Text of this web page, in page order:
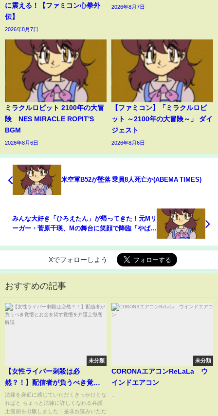
に震える！【ファミコン心拳外
伝】
2026年8月7日
2026年8月7日
ミラクルロピット 2100年の大冒
険 NES MIRACLE ROPIT'S
BGM
2026年8月6日
【ファミコン】「ミラクルロピ
ット ～2100年の大冒険～」 ダイ
ジェスト
2026年8月6日
米空軍B52が墜落 乗員8人死亡か(ABEMA TIMES)
みんな大好き「ひろえたん」が帰ってきた！元Mリ
ーガー・菅原千瑛、Mの舞台に笑顔で降臨「やばい
(ABEMA TIMES)
Xでフォローしよう
おすすめの記事
未分類
【女性ライバー刺殺は必
然？！】配信者が負うべき覚悟
とお金を貸す覚悟を弁護士徹底
解説
法律を身近に感じていただくきっかけとな
ればと ちょっと法律に詳しくなれる弁護
士漫画を出版しました！是非お読みいただ
未分類
CORONAエアコンReLaLa ウ
インドエアコン